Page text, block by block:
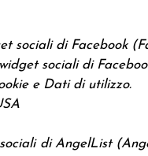
sociali di Facebook
sociali di
e Dati di utilizzo.
di AngelList